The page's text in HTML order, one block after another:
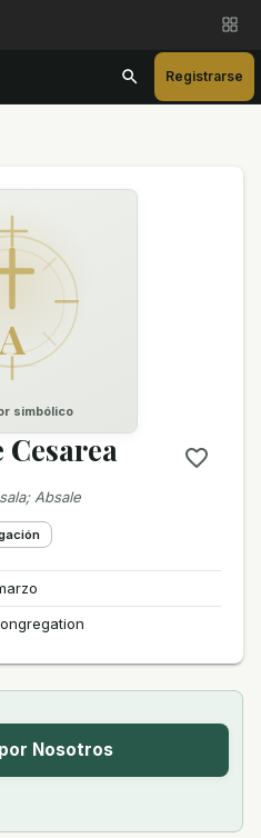
Registrarse
A
simbólico
Cesarea
Absale
Nosotros